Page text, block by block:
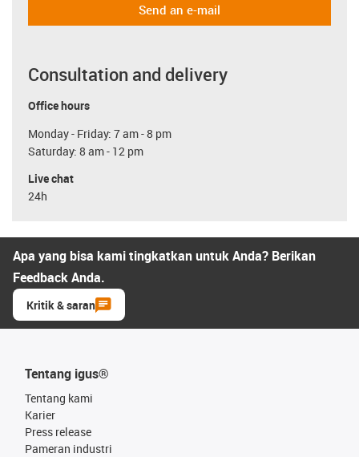
Send an e-mail
Consultation and delivery
Office hours
Monday - Friday: 7 am - 8 pm
Saturday: 8 am - 12 pm
Live chat
24h
Apa yang bisa kami tingkatkan untuk Anda? Berikan
Feedback Anda.
Kritik & saran
Tentang igus®
Tentang kami
Karier
Press release
Pameran industri